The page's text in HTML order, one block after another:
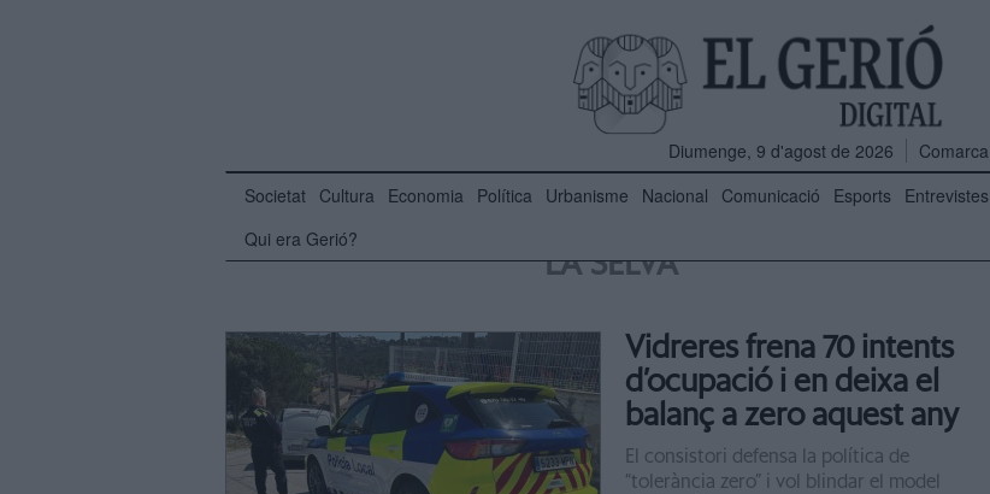
Diumenge, 9 d'agost de 2026
Comarca
Societat Cultura Economia Política Urbanisme Nacional Comunicació Esports Entrevistes
Qui era Gerió?
LA SELVA
Vidreres frena 70 intents
d’ocupació i en deixa el
balanç a zero aquest any
El consistori defensa la política de
“tolerància zero” i vol blindar el model